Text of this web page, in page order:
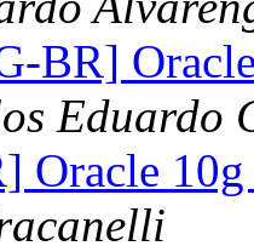
BR]
Eduardo
Oracle